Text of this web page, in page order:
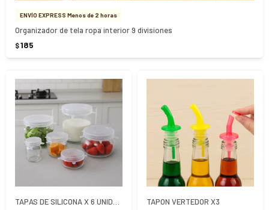
ENVÍO EXPRESS Menos de 2 horas
Organizador de tela ropa interior 9 divisiones
$185
TAPON VERTEDOR X3